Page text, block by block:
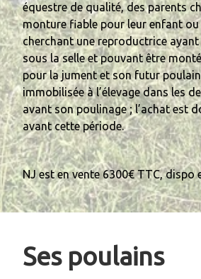
équestre de qualité, des parents
monture fiable pour leur enfant ou
cherchant une reproductrice
sous la selle et pouvant être
pour la jument et son futur
immobilisée à l’élevage dans les
avant son poulinage ; l’achat est
avant cette période.
NJ est en vente 6300€ TTC, dispo
Ses poulains